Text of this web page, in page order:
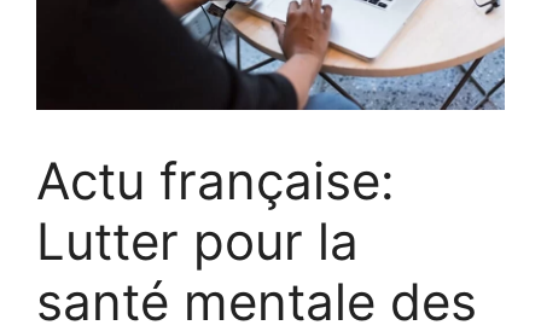
Actu française:
Lutter pour la
santé mentale des